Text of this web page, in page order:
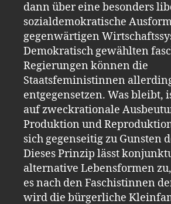
dann über eine besonders
sozialdemokratische
gegenwärtigen
Demokratisch gewählten
Regierungen können die
Staatsfeministinnen
entgegensetzen. Was bleibt,
auf zweckrationale
Produktion und
sich gegenseitig zu Gunsten
Dieses Prinzip lässt
alternative Lebensformen
es nach den Faschistinnen
wird die bürgerliche